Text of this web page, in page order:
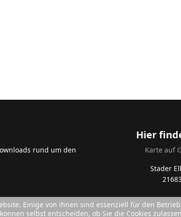
rund um den
Hier
Karte auf
Stader
Einige von ihnen sind essenziell für den
selbst entscheiden, ob Sie die Cookies